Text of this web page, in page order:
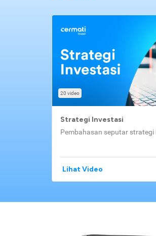
20 video
Strategi Investasi
Pembahasan seputar strategi
Lihat Video